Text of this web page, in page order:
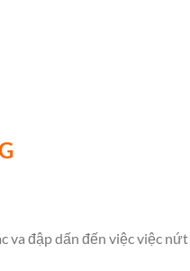
va đập dấn đến việc việc